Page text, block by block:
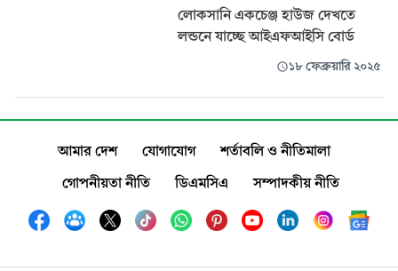
লোকসানি একচেঞ্জ হাউজ দেখতে
লন্ডনে যাচ্ছে আইএফআইসি বোর্ড
১৮ ফেব্রুয়ারি ২০২৫
আমার দেশ যোগাযোগ
শর্তাবলি ও নীতিমালা
গোপনীয়তা নীতি
ডিএমসিএ সম্পাদকীয় নীতি